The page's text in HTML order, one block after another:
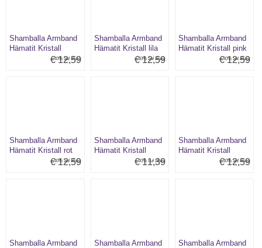
Shamballa Armband
Hämatit Kristall
40% auf alles:
€ 12,59
Shamballa Armband
Hämatit Kristall lila
40% auf alles:
€ 12,59
Shamballa Armband
Hämatit Kristall pink
40% auf alles:
€ 12,59
Shamballa Armband
Hämatit Kristall rot
40% auf alles:
€ 12,59
Shamballa Armband
Hämatit Kristall
40% auf alles:
€ 11,39
Shamballa Armband
Hämatit Kristall
40% auf alles:
€ 12,59
Shamballa Armband
Shamballa Armband
Shamballa Armband